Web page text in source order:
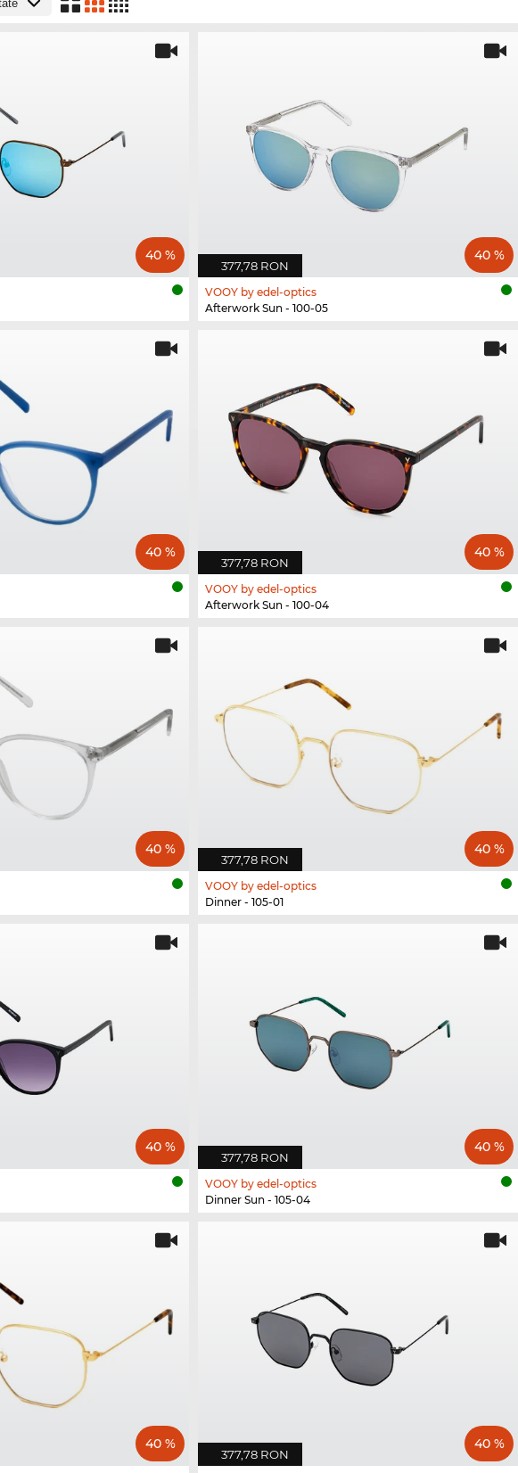
40 %
377,78 RON
40 %
VOOY by edel-optics
Afterwork Sun - 100-05
40 %
377,78 RON
40 %
VOOY by edel-optics
Afterwork Sun - 100-04
40 %
377,78 RON
40 %
VOOY by edel-optics
Dinner - 105-01
40 %
377,78 RON
40 %
VOOY by edel-optics
Dinner Sun - 105-04
40 %
377,78 RON
40 %